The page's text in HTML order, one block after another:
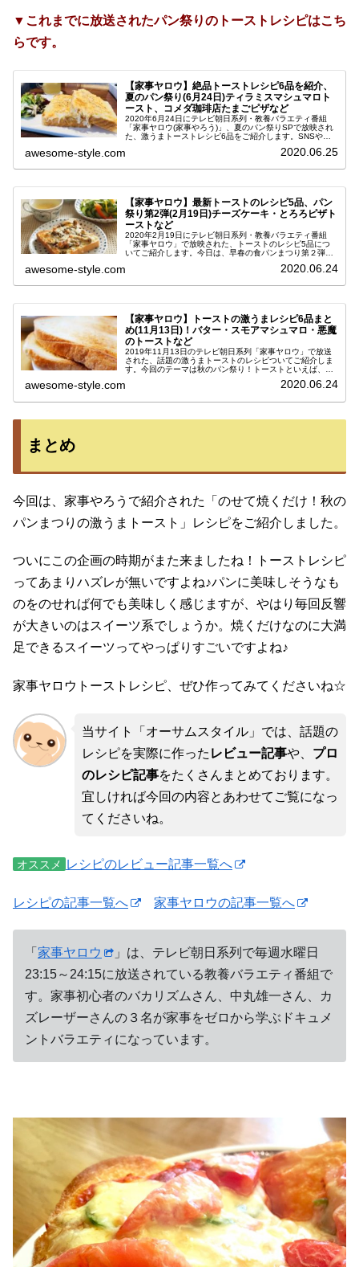
▼これまでに放送されたパン祭りのトーストレシピはこち
らです。
【家事ヤロウ】絶品トーストレシピ6品を紹介、
夏のパン祭り(6月24日)ティラミスマシュマロト
ースト、コメダ珈琲店たまごピザなど
2020年6月24日にテレビ朝日系列・教養バラエティ番組
「家事ヤロウ(家事やろう)」、夏のパン祭りSPで放映され
た、激うまトーストレシピ6品をご紹介します。SNSやレ
awesome-style.com 2020.06.25
【家事ヤロウ】最新トーストのレシピ5品、パン
祭り第2弾(2月19日)チーズケーキ・とろろピザト
ーストなど
2020年2月19日にテレビ朝日系列・教養バラエティ番組
「家事ヤロウ」で放映された、トーストのレシピ5品につ
いてご紹介します。今日は、早春の食パンまつり第２弾！
awesome-style.com 2020.06.24
【家事ヤロウ】トーストの激うまレシピ6品まと
め(11月13日)！バター・スモアマシュマロ・悪魔
のトーストなど
2019年11月13日のテレビ朝日系列「家事ヤロウ」で放送
された、話題の激うまトーストのレシピついてご紹介しま
す。今回のテーマは秋のパン祭り！トーストといえば、食
awesome-style.com 2020.06.24
まとめ
今回は、家事やろうで紹介された「のせて焼くだけ！秋の
パンまつりの激うまトースト」レシピをご紹介しました。
ついにこの企画の時期がまた来ましたね！トーストレシピ
ってあまりハズレが無いですよね♪パンに美味しそうなも
のをのせれば何でも美味しく感じますが、やはり毎回反響
が大きいのはスイーツ系でしょうか。焼くだけなのに大満
足できるスイーツってやっぱりすごいですよね♪
家事ヤロウトーストレシピ、ぜひ作ってみてくださいね☆
当サイト「オーサムスタイル」では、話題の
レシピを実際に作った レビュー記事や、 プロ
のレシピ記事をたくさんまとめております。
宜しければ今回の内容とあわせてご覧になっ
てくださいね。
オススメ レシピのレビュー記事一覧へ
レシピの記事一覧へ 家事ヤロウの記事一覧へ
「 家事ヤロウ
」は、テレビ朝日系列で毎週水曜日
23:15～24:15に放送されている教養バラエティ番組で
す。家事初心者のバカリズムさん、中丸雄一さん、カ
ズレーザーさんの３名が家事をゼロから学ぶドキュメ
ントバラエティになっています。